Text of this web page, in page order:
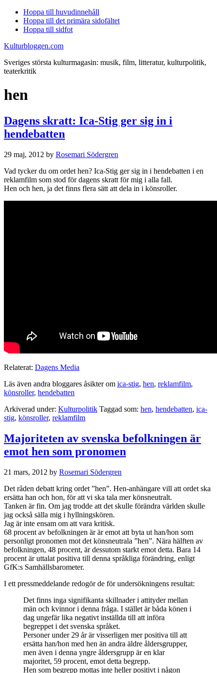
Hoppa till huvudinnehåll
Hoppa till det primära sidofältet
Hoppa till sidfot
Kulturbloggen.com
Sveriges största kulturmagasin: musik, film, litteratur, kulturpolitik,
teaterkritik
hen
Dagens skratt: Ica-Stig ger sig in i
hendebatten
29 maj, 2012 by Rosemari Södergren
Vad tycker du om ordet hen? Ica-Stig ger sig in i hendebatten i en
reklamfilm som stod för dagens skratt för mig i alla fall.
Hen och hen, ja det finns flera sätt att dela in i könsroller.
Relaterat: Dagens Media
Läs även andra bloggares åsikter om ica-stig, hen, reklamfilm,
könsroller, hendebatten
Arkiverad under: Kulturpolitik Taggad som: hen, hendebatten, ica-
stig, könsroller, reklamfilm
Majoriteten av svenska befolkningen är
emot hen som pronomen
21 mars, 2012 by Rosemari Södergren
Det råden debatt kring ordet ”hen”. Hen-anhängare vill att ordet ska
ersätta han och hon, för att vi ska tala mer könsneutralt.
Tanken är fin. Om jag trodde att det skulle förändra världen skulle
jag också sälla mig i hyllningskören.
Jag är inte ensam om att vara kritisk.
68 procent av befolkningen är är emot att byta ut han/hon som
personligt pronomen mot det könsneutrala ”hen”. Nära hälften av
befolkningen, 48 procent, är dessutom starkt emot detta. Bara 14
procent är uttalat positiva till denna språkliga förändring, enligt
GfK:s Samhällsbarometer.
I ett pressmeddelande redogör de för undersökningens resultat:
Det finns inga signifikanta skillnader i attityder mellan
män och kvinnor i denna fråga. I stället är båda könen i
dag ungefär lika negativt inställda till att införa
begreppet i det svenska språket.
Personer under 29 år är visserligen mer positiva till att
ersätta han/hon med hen än andra äldre åldersgrupper,
men även i denna yngre åldersgrupp är en klar
majoritet, 59 procent, emot detta begrepp.
Hen som begrepp mottas inte heller positivt i någon